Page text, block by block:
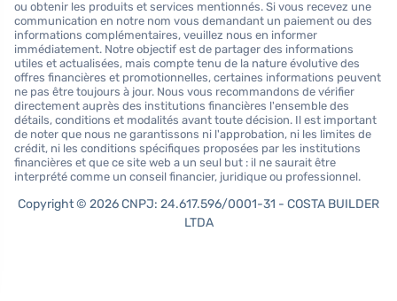
ou obtenir les produits et services mentionnés. Si vous recevez une
communication en notre nom vous demandant un paiement ou des
informations complémentaires, veuillez nous en informer
immédiatement. Notre objectif est de partager des informations
utiles et actualisées, mais compte tenu de la nature évolutive des
offres financières et promotionnelles, certaines informations peuvent
ne pas être toujours à jour. Nous vous recommandons de vérifier
directement auprès des institutions financières l'ensemble des
détails, conditions et modalités avant toute décision. Il est important
de noter que nous ne garantissons ni l'approbation, ni les limites de
crédit, ni les conditions spécifiques proposées par les institutions
financières et que ce site web a un seul but : il ne saurait être
interprété comme un conseil financier, juridique ou professionnel.
Copyright © 2026 CNPJ: 24.617.596/0001-31 - COSTA BUILDER
LTDA